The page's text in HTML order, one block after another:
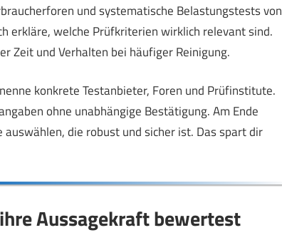
und systematische Belastungstests von
erkläre, welche Prüfkriterien wirklich relevant sind.
Zeit und Verhalten bei häufiger Reinigung.
konkrete Testanbieter, Foren und Prüfinstitute.
ohne unabhängige Bestätigung. Am Ende
die robust und sicher ist. Das spart dir
Aussagekraft bewertest